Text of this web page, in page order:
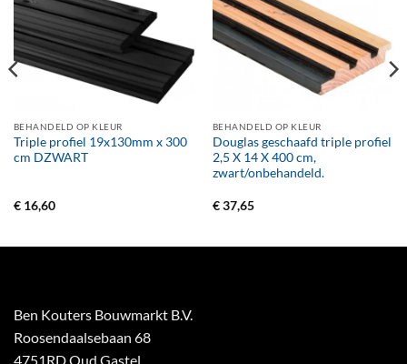
BEHANDELD OP KLEUR
Triple profiel 19x130mm x 300
cm DZWART
€16,60
BEHANDELD OP KLEUR
Douglas geschaafd triple profiel
2,5 X 14 X 400 cm,
zwart/onbehandeld.
€37,65
Ben Kouters Bouwmarkt B.V.
Roosendaalsebaan 68
4751RD Oud Gastel